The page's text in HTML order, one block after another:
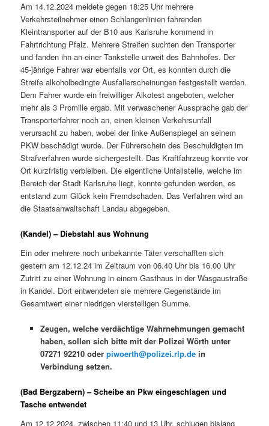
Am 14.12.2024 meldete gegen 18:25 Uhr mehrere
Verkehrsteilnehmer einen Schlangenlinien fahrenden
Kleintransporter auf der B10 aus Karlsruhe kommend in
Fahrtrichtung Pfalz. Mehrere Streifen suchten den Transporter
und fanden ihn an einer Tankstelle unweit des Bahnhofes. Der
45-jährige Fahrer war ebenfalls vor Ort, es konnten durch die
Streife alkoholbedingte Ausfallerscheinungen festgestellt werden.
Dem Fahrer wurde ein freiwilliger Alkotest angeboten, welcher
mehr als 3 Promille ergab. Mit verwaschener Aussprache gab der
Transporterfahrer noch an, einen kleinen Verkehrsunfall
verursacht zu haben, wobei der linke Außenspiegel an seinem
PKW beschädigt wurde. Der Führerschein des Beschuldigten im
Strafverfahren wurde sichergestellt. Das Kraftfahrzeug konnte vor
Ort kurzfristig verbleiben. Die eigentliche Unfallstelle, welche im
Bereich der Stadt Karlsruhe liegt, konnte gefunden werden, es
entstand zum Glück kein Fremdschaden. Das Verfahren wird an
die Staatsanwaltschaft Landau abgegeben.
(Kandel) – Diebstahl aus Wohnung
Ein oder mehrere noch unbekannte Täter verschafften sich
gestern am 12.12.24 im Zeitraum von 06.40 Uhr bis 16.00 Uhr
Zutritt zu einer Wohnung in einem Gasthaus in der Wasgaustraße
in Kandel. Dort entwendeten sie mehrere Gegenstände im
Gesamtwert einer niedrigen vierstelligen Summe.
Zeugen, welche verdächtige Wahrnehmungen gemacht
haben, sollen sich bitte mit der Polizei Wörth unter
07271 92210 oder piwoerth@polizei.rlp.dein
Verbindung setzen.
(Bad Bergzabern) – Scheibe an Pkw eingeschlagen und
Tasche entwendet
Am 12.12.2024, zwischen 11:40 und 13 Uhr, schlugen bislang